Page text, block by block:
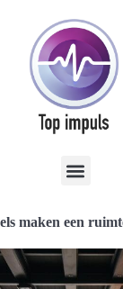
maken een